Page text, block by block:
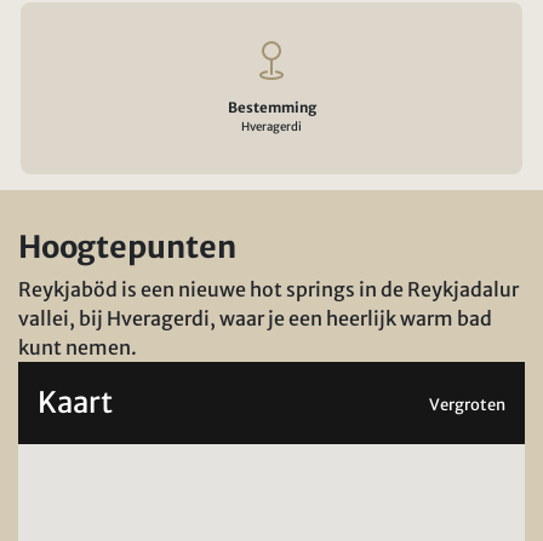
Bestemming
Hveragerdi
Hoogtepunten
Reykjaböd is een nieuwe hot springs in de Reykjadalur
vallei, bij Hveragerdi, waar je een heerlijk warm bad
kunt nemen.
Kaart Vergroten